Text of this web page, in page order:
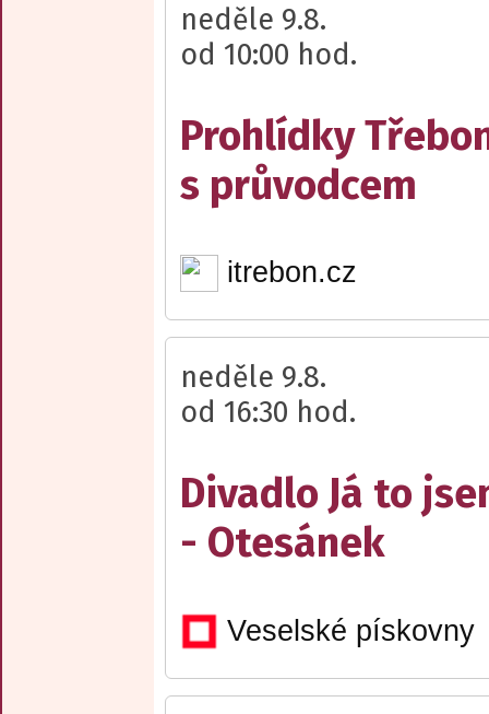
neděle 9.8.
od 10:00 hod.
Prohlídky
s průvodcem
itrebon.cz
neděle 9.8.
od 16:30 hod.
Divadlo Já to
- Otesánek
Veselské pískovny